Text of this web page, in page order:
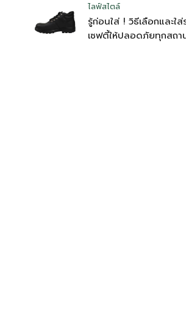
ไลฟ์สไตล์
รู้ก่อนใส่ ! วิธีเลือกและใส่
เซฟตี้ให้ปลอดภัยทุกสถ